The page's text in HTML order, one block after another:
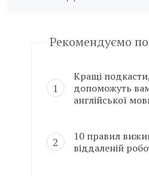
Рекомендуємо
Кращі
допоможуть
англійської
10 правил
віддаленій